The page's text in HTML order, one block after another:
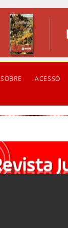
SOBRE ACESSO